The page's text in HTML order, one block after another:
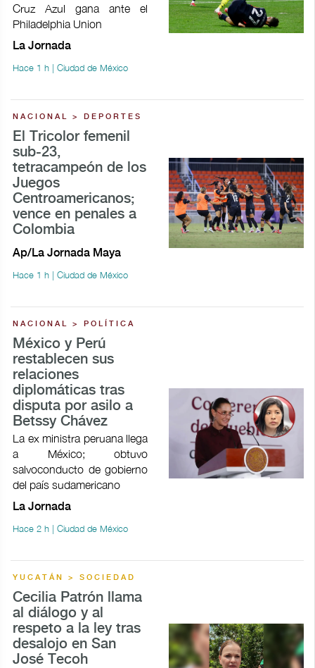
Cruz Azul gana ante el
Philadelphia Union
La Jornada
Hace 1 h | Ciudad de México
NACIONAL > DEPORTES
El Tricolor femenil
sub-23,
tetracampeón de los
Juegos
Centroamericanos;
vence en penales a
Colombia
Ap/La Jornada Maya
Hace 1 h | Ciudad de México
NACIONAL > POLÍTICA
México y Perú
restablecen sus
relaciones
diplomáticas tras
disputa por asilo a
Betssy Chávez
La ex ministra peruana llega
a México; obtuvo
salvoconducto de gobierno
del país sudamericano
La Jornada
Hace 2 h | Ciudad de México
YUCATÁN > SOCIEDAD
Cecilia Patrón llama
al diálogo y al
respeto a la ley tras
desalojo en San
José Tecoh